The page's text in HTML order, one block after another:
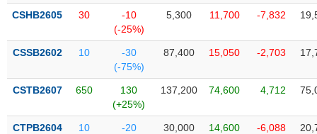
chi
tiết
Tổng
Giao
Tài
CSHB2605 30
-10
(-25%)
5,300 11,700 -7,832
CSSB2602 10
-30
(-75%)
87,400 15,050 -2,703
CSTB2607 650
130
(+25%)
137,200 74,600 4,712
CTPB2604 10
-20
30,000 14,600 -6,088
Ngành
VS-